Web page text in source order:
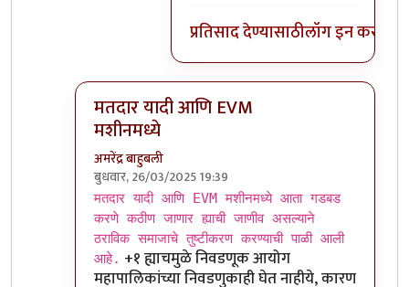
प्रतिसाद देण्यासाठीलॉग इन करा
मतदार यादी आणि EVM
मशीनमध्ये
अमरेंद्र बाहुबली
बुधवार, 26/03/2025 19:39
In reply toमतदार यादी आणि EVM मशीनमध्ये
मतदार यादी आणि EVM मशीनमध्ये आता गडबड
करणे कठीण जाणार ह्याची जाणीव असल्याने
ठराविक समाजाचे तुष्टीकरण करण्याची पाळी आली
आहे. +१ ह्याचमुळे निवडणूक आयोग
महापालिकांच्या निवडणुकाही घेत नाहीये, कारण